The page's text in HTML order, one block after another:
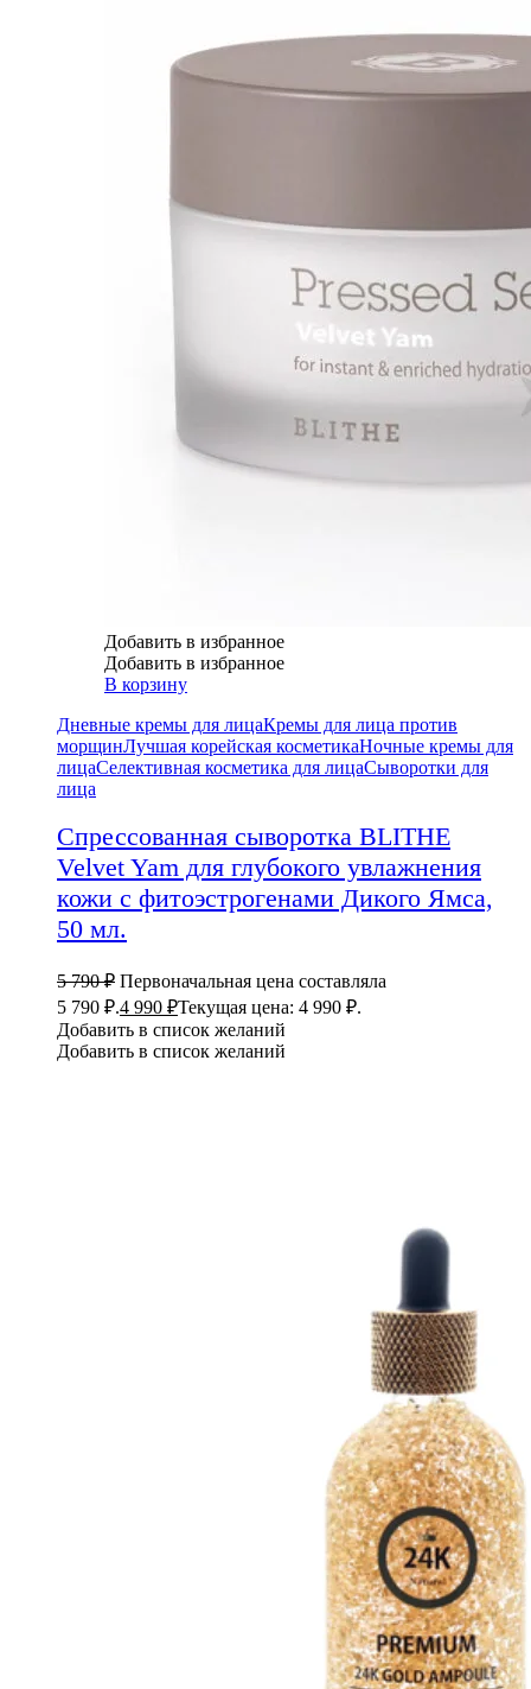
Добавить в избранное
Добавить в избранное
В корзину
Дневные кремы для лицаКремы для лица против
морщинЛучшая корейская косметикаНочные кремы для
лицаСелективная косметика для лицаСыворотки для
лица
Спрессованная сыворотка BLITHE
Velvet Yam для глубокого увлажнения
кожи с фитоэстрогенами Дикого Ямса,
50 мл.
5 790₽ Первоначальная цена составляла
5 790 ₽.4 990 ₽Текущая цена: 4 990 ₽.
Добавить в список желаний
Добавить в список желаний